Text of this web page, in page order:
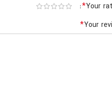
Your
*
Your
*